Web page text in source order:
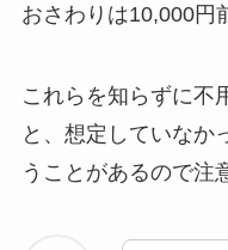
おさわりは10,000円
これらを知らずに不
と、想定していなか
うことがあるので注